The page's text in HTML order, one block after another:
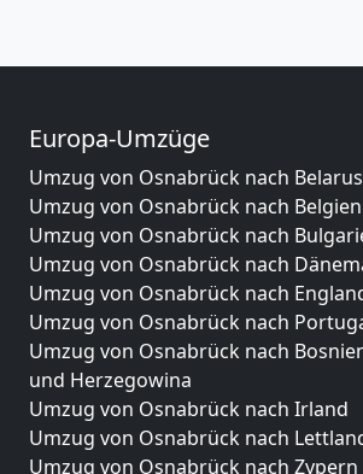
Europa-Umzüge
Umzug von Osnabrück nach Belarus
Umzug von Osnabrück nach Belgien
Umzug von Osnabrück nach
Umzug von Osnabrück nach
Umzug von Osnabrück nach
Umzug von Osnabrück nach
Umzug von Osnabrück nach
und Herzegowina
Umzug von Osnabrück nach Irland
Umzug von Osnabrück nach
Umzug von Osnabrück nach Zypern